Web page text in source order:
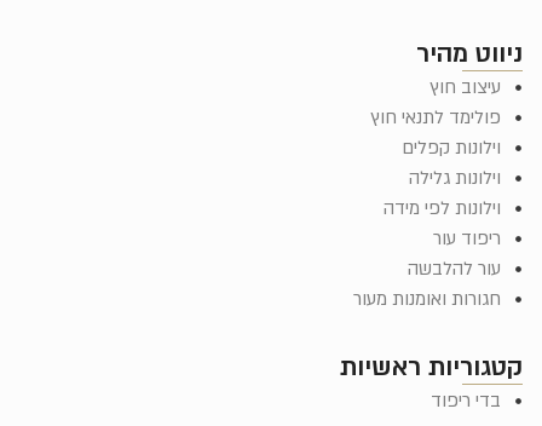
קטגוריות ראשיות
בדי ריפוד
ניווט מהיר
עיצוב חוץ
פולימד לתנאי חוץ
וילונות קפלים
וילונות גלילה
וילונות לפי מידה
ריפוד עור
עור להלבשה
חגורות ואומנות מעור